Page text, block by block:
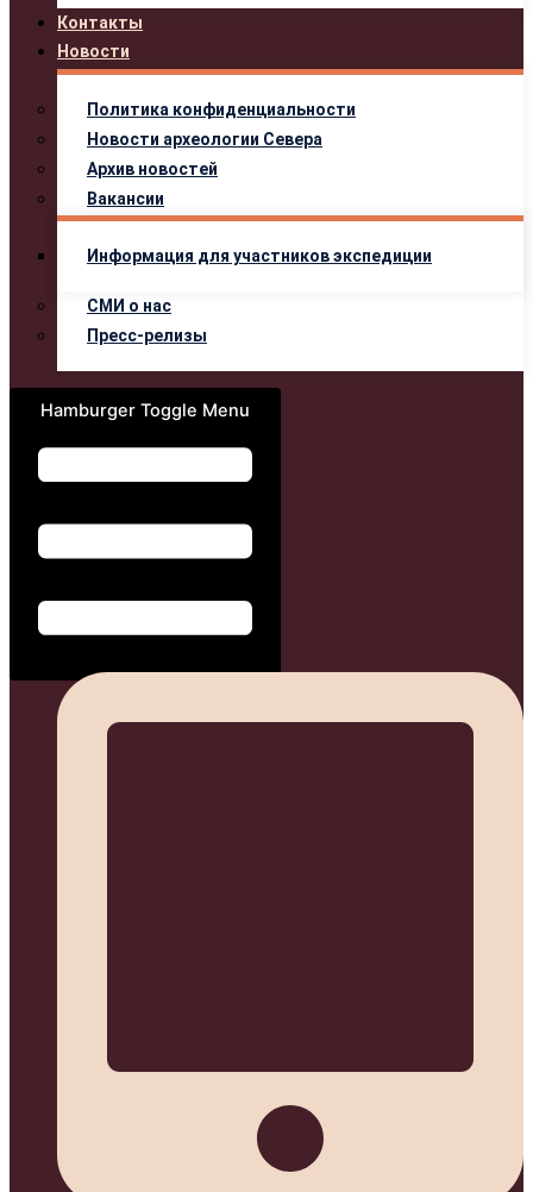
Контакты
Новости
Политика конфиденциальности
Новости археологии Севера
Архив новостей
Вакансии
Информация для участников экспедиции
СМИ о нас
Пресс-релизы
Hamburger Toggle Menu